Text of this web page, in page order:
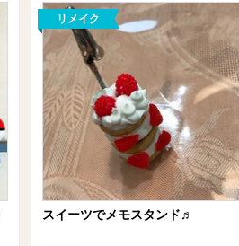
リメイク
スイーツでメモスタンド♬